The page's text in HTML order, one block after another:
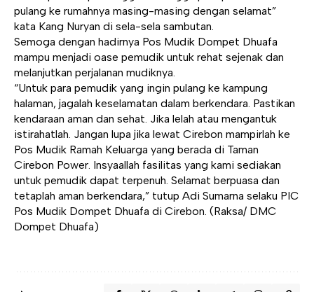
pulang ke rumahnya masing-masing dengan selamat”
kata Kang Nuryan di sela-sela sambutan.
Semoga dengan hadirnya Pos Mudik Dompet Dhuafa
mampu menjadi oase pemudik untuk rehat sejenak dan
melanjutkan perjalanan mudiknya.
“Untuk para pemudik yang ingin pulang ke kampung
halaman, jagalah keselamatan dalam berkendara. Pastikan
kendaraan aman dan sehat. Jika lelah atau mengantuk
istirahatlah. Jangan lupa jika lewat Cirebon mampirlah ke
Pos Mudik Ramah Keluarga yang berada di Taman
Cirebon Power. Insyaallah fasilitas yang kami sediakan
untuk pemudik dapat terpenuh. Selamat berpuasa dan
tetaplah aman berkendara,” tutup Adi Sumarna selaku PIC
Pos Mudik Dompet Dhuafa di Cirebon. (Raksa/ DMC
Dompet Dhuafa)